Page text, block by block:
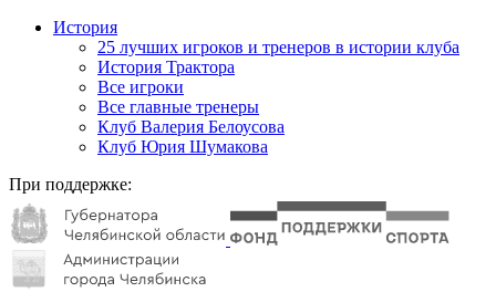
История
25 лучших игроков и тренеров в истории клуба
История Трактора
Все игроки
Все главные тренеры
Клуб Валерия Белоусова
Клуб Юрия Шумакова
При поддержке: